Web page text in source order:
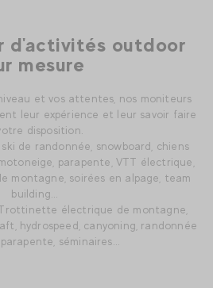
d'activités outdoor
mesure
et vos attentes, nos moniteurs
leur expérience et leur savoir faire
disposition.
de randonnée, snowboard, chiens
parapente, VTT électrique,
soirées en alpage, team
building...
électrique de montagne,
hydrospeed, canyoning, randonnée
séminaires...